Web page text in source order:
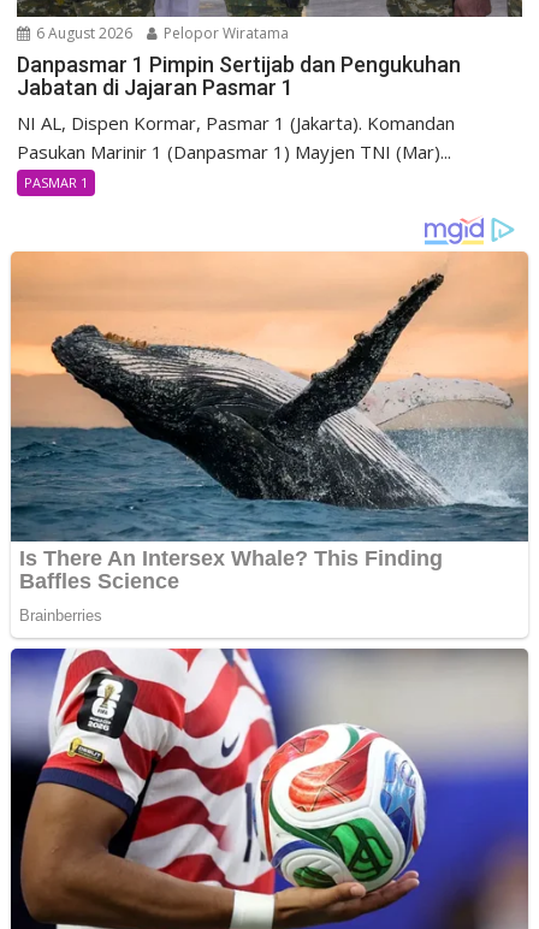
6 August 2026 Pelopor Wiratama
Danpasmar 1 Pimpin Sertijab dan Pengukuhan
Jabatan di Jajaran Pasmar 1
NI AL, Dispen Kormar, Pasmar 1 (Jakarta). Komandan
Pasukan Marinir 1 (Danpasmar 1) Mayjen TNI (Mar)...
PASMAR 1